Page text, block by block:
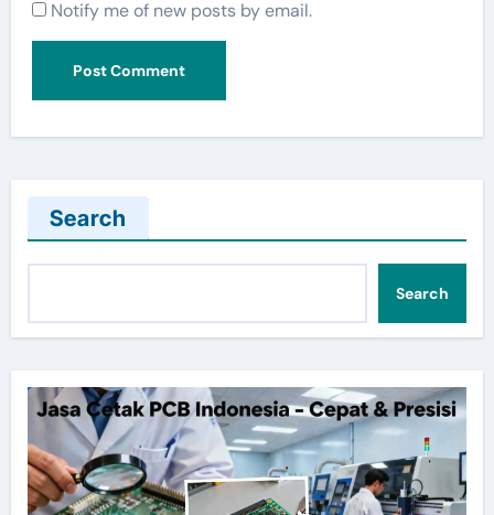
Notify me of new posts by email.
Search
Search